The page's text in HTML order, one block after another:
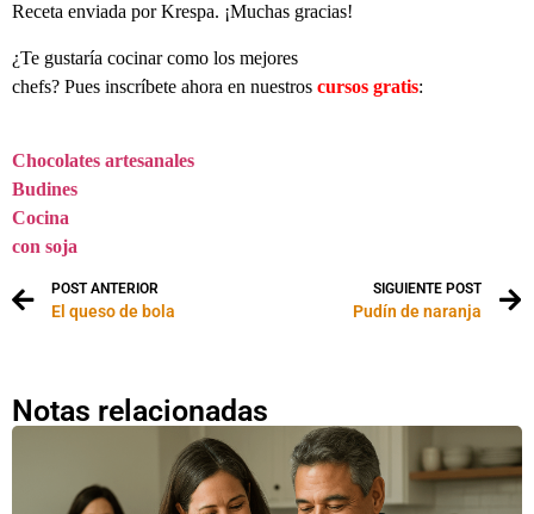
Receta enviada por Krespa. ¡Muchas gracias!
¿Te gustaría cocinar como los mejores
chefs? Pues inscríbete ahora en nuestros cursos gratis:
Chocolates artesanales
Budines
Cocina
con soja
POST ANTERIOR
El queso de bola
SIGUIENTE POST
Pudín de naranja
Notas relacionadas